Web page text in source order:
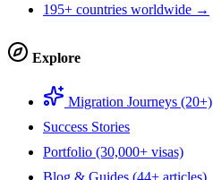
195+ countries worldwide →
Explore
Migration Journeys (20+)
Success Stories
Portfolio (30,000+ visas)